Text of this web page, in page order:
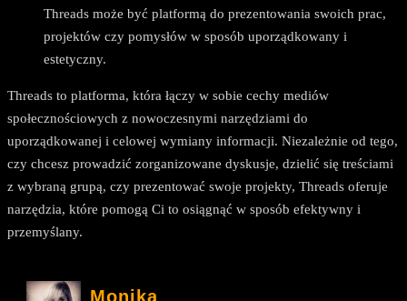
Threads może być platformą do prezentowania swoich prac,
projektów czy pomysłów w sposób uporządkowany i
estetyczny.
Threads to platforma, która łączy w sobie cechy mediów
społecznościowych z nowoczesnymi narzędziami do
uporządkowanej i celowej wymiany informacji. Niezależnie od tego,
czy chcesz prowadzić zorganizowane dyskusje, dzielić się treściami
z wybraną grupą, czy prezentować swoje projekty, Threads oferuje
narzędzia, które pomogą Ci to osiągnąć w sposób efektywny i
przemyślany.
Monika